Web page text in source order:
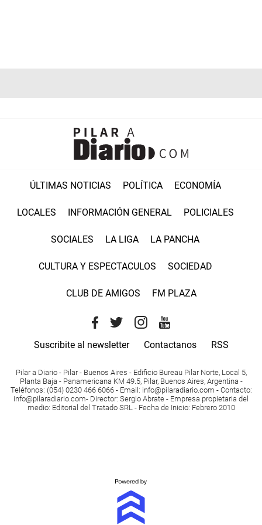
ÚLTIMAS NOTICIAS POLÍTICA ECONOMÍA
LOCALES INFORMACIÓN GENERAL POLICIALES
SOCIALES LA LIGA LA PANCHA
CULTURA Y ESPECTACULOS SOCIEDAD
CLUB DE AMIGOS FM PLAZA
Suscribite al newsletter Contactanos RSS
Pilar a Diario - Pilar - Buenos Aires - Edificio Bureau Pilar Norte, Local 5,
Planta Baja - Panamericana KM 49.5, Pilar, Buenos Aires, Argentina -
Teléfonos: (054) 0230 466 6066 - Email : info@pilaradiario.com - Contacto:
info@pilaradiario.com- Director: Sergio Abrate - Empresa propietaria del
medio: Editorial del Tratado SRL - Fecha de Inicio: Febrero 2010